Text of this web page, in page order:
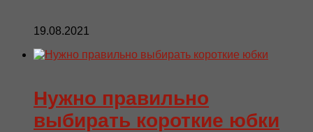
19.08.2021
Нужно правильно
выбирать короткие юбки